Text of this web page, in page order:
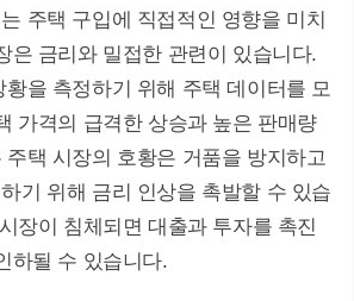
주택 구입에 직접적인 영향을 미치
은 금리와 밀접한 관련이 있습니다.
을 측정하기 위해 주택 데이터를 모
가격의 급격한 상승과 높은 판매량
주택 시장의 호황은 거품을 방지하고
기 위해 금리 인상을 촉발할 수 있습
장이 침체되면 대출과 투자를 촉진
하될 수 있습니다.